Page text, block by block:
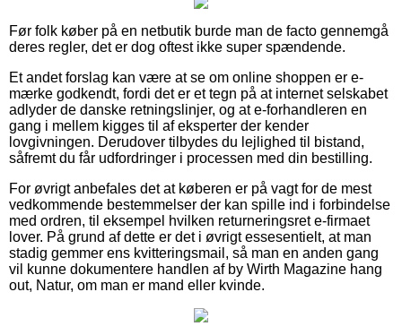
Før folk køber på en netbutik burde man de facto gennemgå
deres regler, det er dog oftest ikke super spændende.
Et andet forslag kan være at se om online shoppen er e-
mærke godkendt, fordi det er et tegn på at internet selskabet
adlyder de danske retningslinjer, og at e-forhandleren en
gang i mellem kigges til af eksperter der kender
lovgivningen. Derudover tilbydes du lejlighed til bistand,
såfremt du får udfordringer i processen med din bestilling.
For øvrigt anbefales det at køberen er på vagt for de mest
vedkommende bestemmelser der kan spille ind i forbindelse
med ordren, til eksempel hvilken returneringsret e-firmaet
lover. På grund af dette er det i øvrigt essesentielt, at man
stadig gemmer ens kvitteringsmail, så man en anden gang
vil kunne dokumentere handlen af by Wirth Magazine hang
out, Natur, om man er mand eller kvinde.